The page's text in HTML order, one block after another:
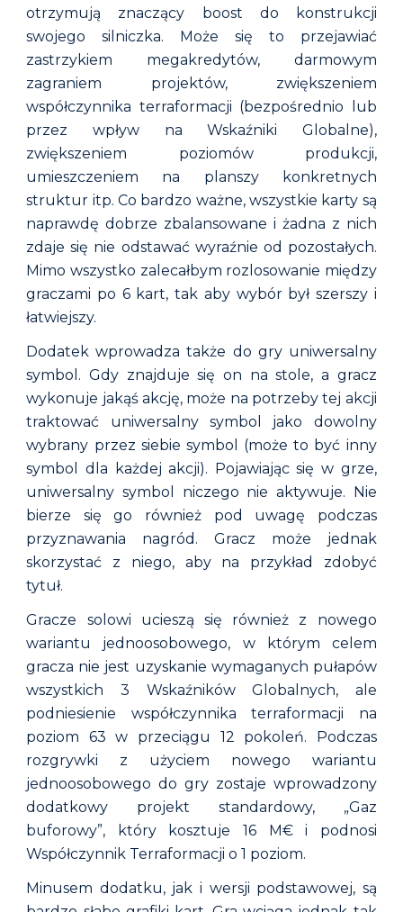
otrzymują znaczący boost do konstrukcji
swojego silniczka. Może się to przejawiać
zastrzykiem megakredytów, darmowym
zagraniem projektów, zwiększeniem
współczynnika terraformacji (bezpośrednio lub
przez wpływ na Wskaźniki Globalne),
zwiększeniem poziomów produkcji,
umieszczeniem na planszy konkretnych
struktur itp. Co bardzo ważne, wszystkie karty są
naprawdę dobrze zbalansowane i żadna z nich
zdaje się nie odstawać wyraźnie od pozostałych.
Mimo wszystko zalecałbym rozlosowanie między
graczami po 6 kart, tak aby wybór był szerszyi
łatwiejszy.
Dodatek wprowadza także do gry uniwersalny
symbol. Gdy znajduje się on na stole, a gracz
wykonuje jakąś akcję, może na potrzeby tej akcji
traktować uniwersalny symbol jako dowolny
wybrany przez siebie symbol (może to być inny
symbol dla każdej akcji). Pojawiając się w grze,
uniwersalny symbol niczego nie aktywuje. Nie
bierze się go również pod uwagę podczas
przyznawania nagród. Gracz może jednak
skorzystać z niego, aby na przykład zdobyć
tytuł.
Gracze solowi ucieszą się również z nowego
wariantu jednoosobowego, w którym celem
gracza nie jest uzyskanie wymaganych pułapów
wszystkich 3 Wskaźników Globalnych, ale
podniesienie współczynnika terraformacji na
poziom 63 w przeciągu 12 pokoleń. Podczas
rozgrywki z użyciem nowego wariantu
jednoosobowego do gry zostaje wprowadzony
dodatkowy projekt standardowy, „Gaz
buforowy”, który kosztuje 16 M€ i podnosi
Współczynnik Terraformacji o 1 poziom.
Minusem dodatku, jak i wersji podstawowej, są